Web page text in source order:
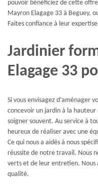
pouvoir bénéficiez de cette
Mayron Elagage 33 à Beguey,
Faites confiance à leur
Jardinier
Elagage 33
Si vous envisagez d’aménager
concevoir un jardin à la hauteur
soigner souvent. Au service à
heureux de réaliser avec une
Ce qui nous a aidés à nous
réussite de notre travail. Nous
verts et de leur entretien. Nous
qualité.